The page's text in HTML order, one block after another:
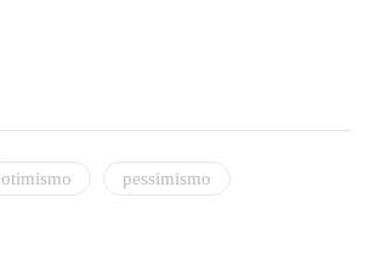
otimismo pessimismo